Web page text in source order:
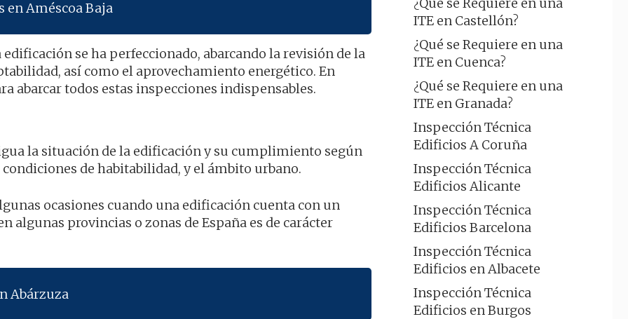
en Améscoa Baja
se ha perfeccionado, abarcando la revisión de la
así como el aprovechamiento energético. En
abarcar todos estas inspecciones indispensables.
la situación de la edificación y su cumplimiento según
de habitabilidad, y el ámbito urbano.
ocasiones cuando una edificación cuenta con un
algunas provincias o zonas de España es de carácter
Abárzuza
ITE en Castellón?
¿Qué se Requiere en una
ITE en Cuenca?
¿Qué se Requiere en una
ITE en Granada?
Inspección Técnica
Edificios A Coruña
Inspección Técnica
Edificios Alicante
Inspección Técnica
Edificios Barcelona
Inspección Técnica
Edificios en Albacete
Inspección Técnica
Edificios en Burgos